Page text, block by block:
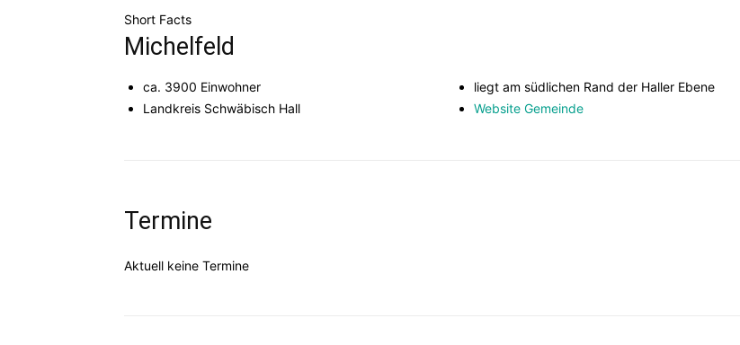
e.V.
Short Facts
Michelfeld
ca. 3900 Einwohner
Landkreis Schwäbisch Hall
liegt am südlichen Rand der Haller Ebene
Website Gemeinde
Termine
Aktuell keine Termine